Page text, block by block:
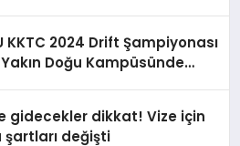
KKTC 2024 Drift Şampiyonası
Yakın Doğu Kampüsünde
gidecekler dikkat! Vize için
şartları değişti